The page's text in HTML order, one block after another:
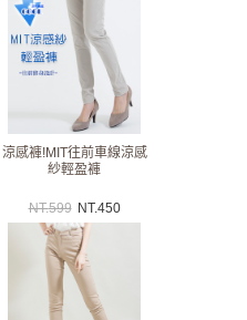
涼感褲!MIT往前車線涼感
紗輕盈褲
NT.599 NT.450